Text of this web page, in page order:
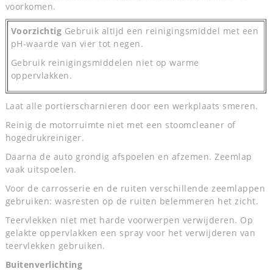
voorkomen.
Voorzichtig Gebruik altijd een reinigingsmiddel met een
pH-waarde van vier tot negen.
Gebruik reinigingsmiddelen niet op warme
oppervlakken.
Laat alle portierscharnieren door een werkplaats smeren.
Reinig de motorruimte niet met een stoomcleaner of
hogedrukreiniger.
Daarna de auto grondig afspoelen en afzemen. Zeemlap
vaak uitspoelen.
Voor de carrosserie en de ruiten verschillende zeemlappen
gebruiken: wasresten op de ruiten belemmeren het zicht.
Teervlekken niet met harde voorwerpen verwijderen. Op
gelakte oppervlakken een spray voor het verwijderen van
teervlekken gebruiken.
Buitenverlichting